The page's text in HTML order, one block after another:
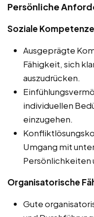
Persönliche
Soziale
Ausgeprägte
Fähigkeit, sich
auszudrücken.
individuellen
einzugehen.
Umgang mit
Persönlichkeiten
Organisatorische
Gute